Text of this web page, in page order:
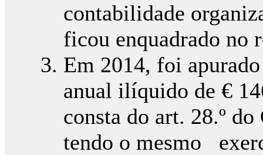
contabilidade
ficou enquadrado no
Em 2014, foi
anual ilíquido de €
consta do art. 28.º
tendo o mesmo